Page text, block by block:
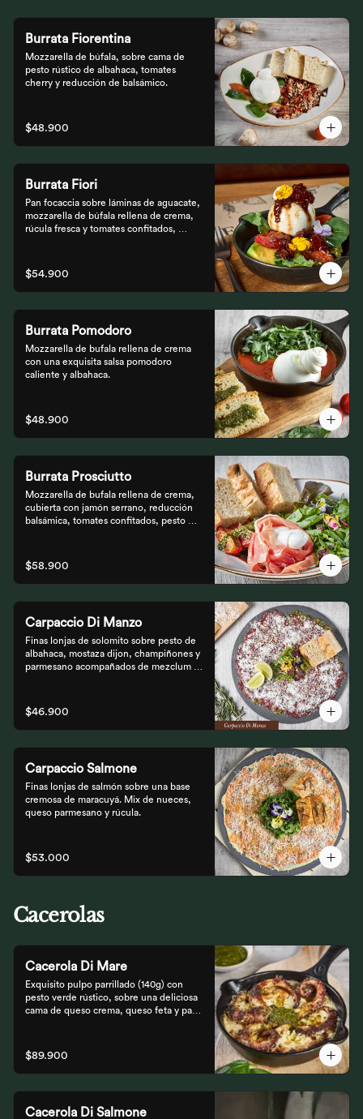
Burrata Fiorentina
Mozzarella de búfala, sobre cama de
pesto rústico de albahaca, tomates
cherry y reducción de balsámico.
$48.900
Burrata Fiori
Pan focaccia sobre láminas de aguacate,
mozzarella de búfala rellena de crema,
rúcula fresca y tomates confitados,
$54.900
Burrata Pomodoro
Mozzarella de bufala rellena de crema
con una exquisita salsa pomodoro
caliente y albahaca.
$48.900
Burrata Prosciutto
Mozzarella de bufala rellena de crema,
cubierta con jamón serrano, reducción
balsámica, tomates confitados, pesto
$58.900
Carpaccio Di Manzo
Finas lonjas de solomito sobre pesto de
albahaca, mostaza dijon, champiñones y
parmesano acompañados de mezclum de
$46.900
Carpaccio Salmone
Finas lonjas de salmón sobre una base
cremosa de maracuyá. Mix de nueces,
queso parmesano y rúcula.
$53.000
Cacerolas
Cacerola Di Mare
Exquisito pulpo parrillado (140g) con
pesto verde rústico, sobre una deliciosa
cama de queso crema, queso feta y papa.
$89.900
Cacerola Di Salmone